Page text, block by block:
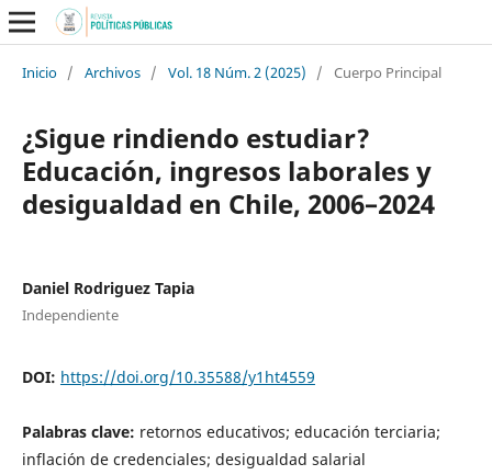
Inicio / Archivos / Vol. 18 Núm. 2 (2025) / Cuerpo Principal
¿Sigue rindiendo estudiar?
Educación, ingresos laborales y
desigualdad en Chile, 2006–2024
Daniel Rodriguez Tapia
Independiente
DOI: https://doi.org/10.35588/y1ht4559
Palabras clave: retornos educativos; educación terciaria;
inflación de credenciales; desigualdad salarial